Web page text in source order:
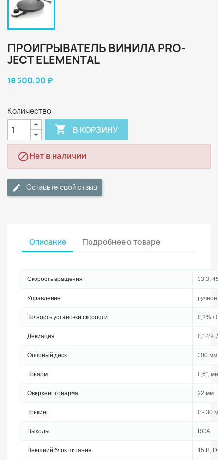
ПРОИГРЫВАТЕЛЬ ВИНИЛА PRO-
JECT ELEMENTAL
18 500,00 ₽
Количество
 В КОРЗИНУ
Нет в наличии
Оставьте свой отзыв
Описание Подробнее о товаре
Скорость вращения 33,3,
Управление ручное
Точность установки скорости 0,2% /
Девиация 0,14%
Опорный диск 300
Тонарм 8,6”,
Оверхенг тонарма 22 мм
Трекинг 0 - 30
Выходы RCA
Внешний блок питания 15 В,